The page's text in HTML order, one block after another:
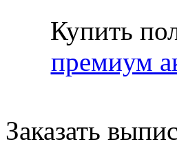
Купить
премиум
Заказать